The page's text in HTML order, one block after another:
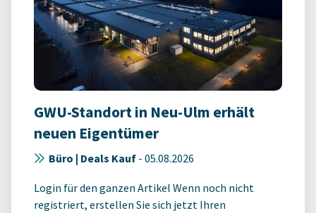
GWU-Standort in Neu-Ulm erhält
neuen Eigentümer
Büro | Deals Kauf - 05.08.2026
Login für den ganzen Artikel Wenn noch nicht
registriert, erstellen Sie sich jetzt Ihren